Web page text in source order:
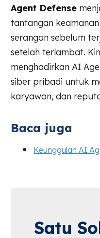
Agent Defense
tantangan
serangan sebelum
setelah terlambat.
menghadirkan AI
siber pribadi untuk
karyawan, dan
Baca juga
Keunggulan AI
Satu